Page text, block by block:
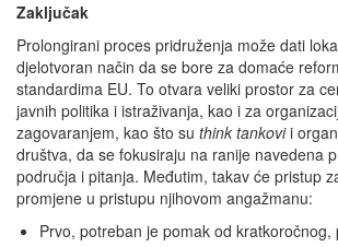
Zaključak
Prolongirani proces pridruženja može dati
djelotvoran način da se bore za domaće
standardima EU. To otvara veliki prostor za
javnih politika i istraživanja, kao i za
zagovaranjem, kao što su think tankovii
društva, da se fokusiraju na ranije navedena
područja i pitanja. Međutim, takav će pristup
promjene u pristupu njihovom angažmanu:
Prvo, potreban je pomak od kratkoročnog,